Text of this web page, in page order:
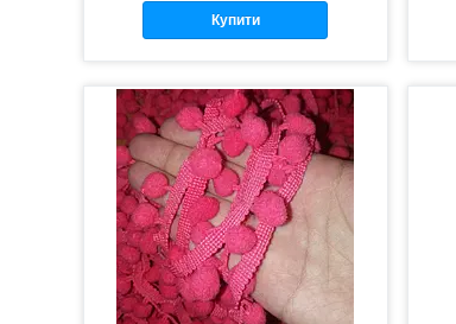
Купити